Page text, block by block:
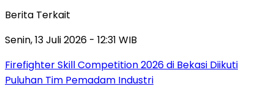
Berita Terkait
Senin, 13 Juli 2026 - 12:31 WIB
Firefighter Skill Competition 2026 di Bekasi Diikuti
Puluhan Tim Pemadam Industri